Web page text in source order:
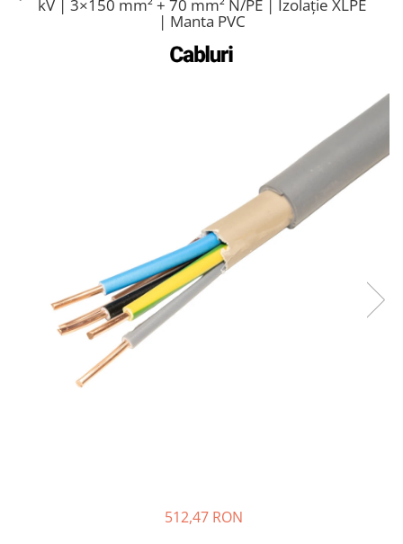
Cabluri semnalizare si control
Cabluri semnalizare si control
kV | 3×150 mm² + 70 mm² N/PE | Izolație XLPE
| Manta PVC
512,47 RON